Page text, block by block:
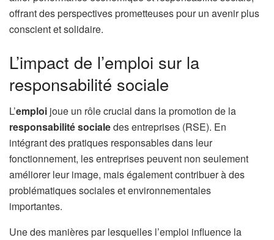
offrant des perspectives prometteuses pour un avenir plus
conscient et solidaire.
L’impact de l’emploi sur la
responsabilité sociale
L’emploi joue un rôle crucial dans la promotion de la
responsabilité socialedes entreprises (RSE). En
intégrant des pratiques responsables dans leur
fonctionnement, les entreprises peuvent non seulement
améliorer leur image, mais également contribuer à des
problématiques sociales et environnementales
importantes.
Une des manières par lesquelles l’emploi influence la